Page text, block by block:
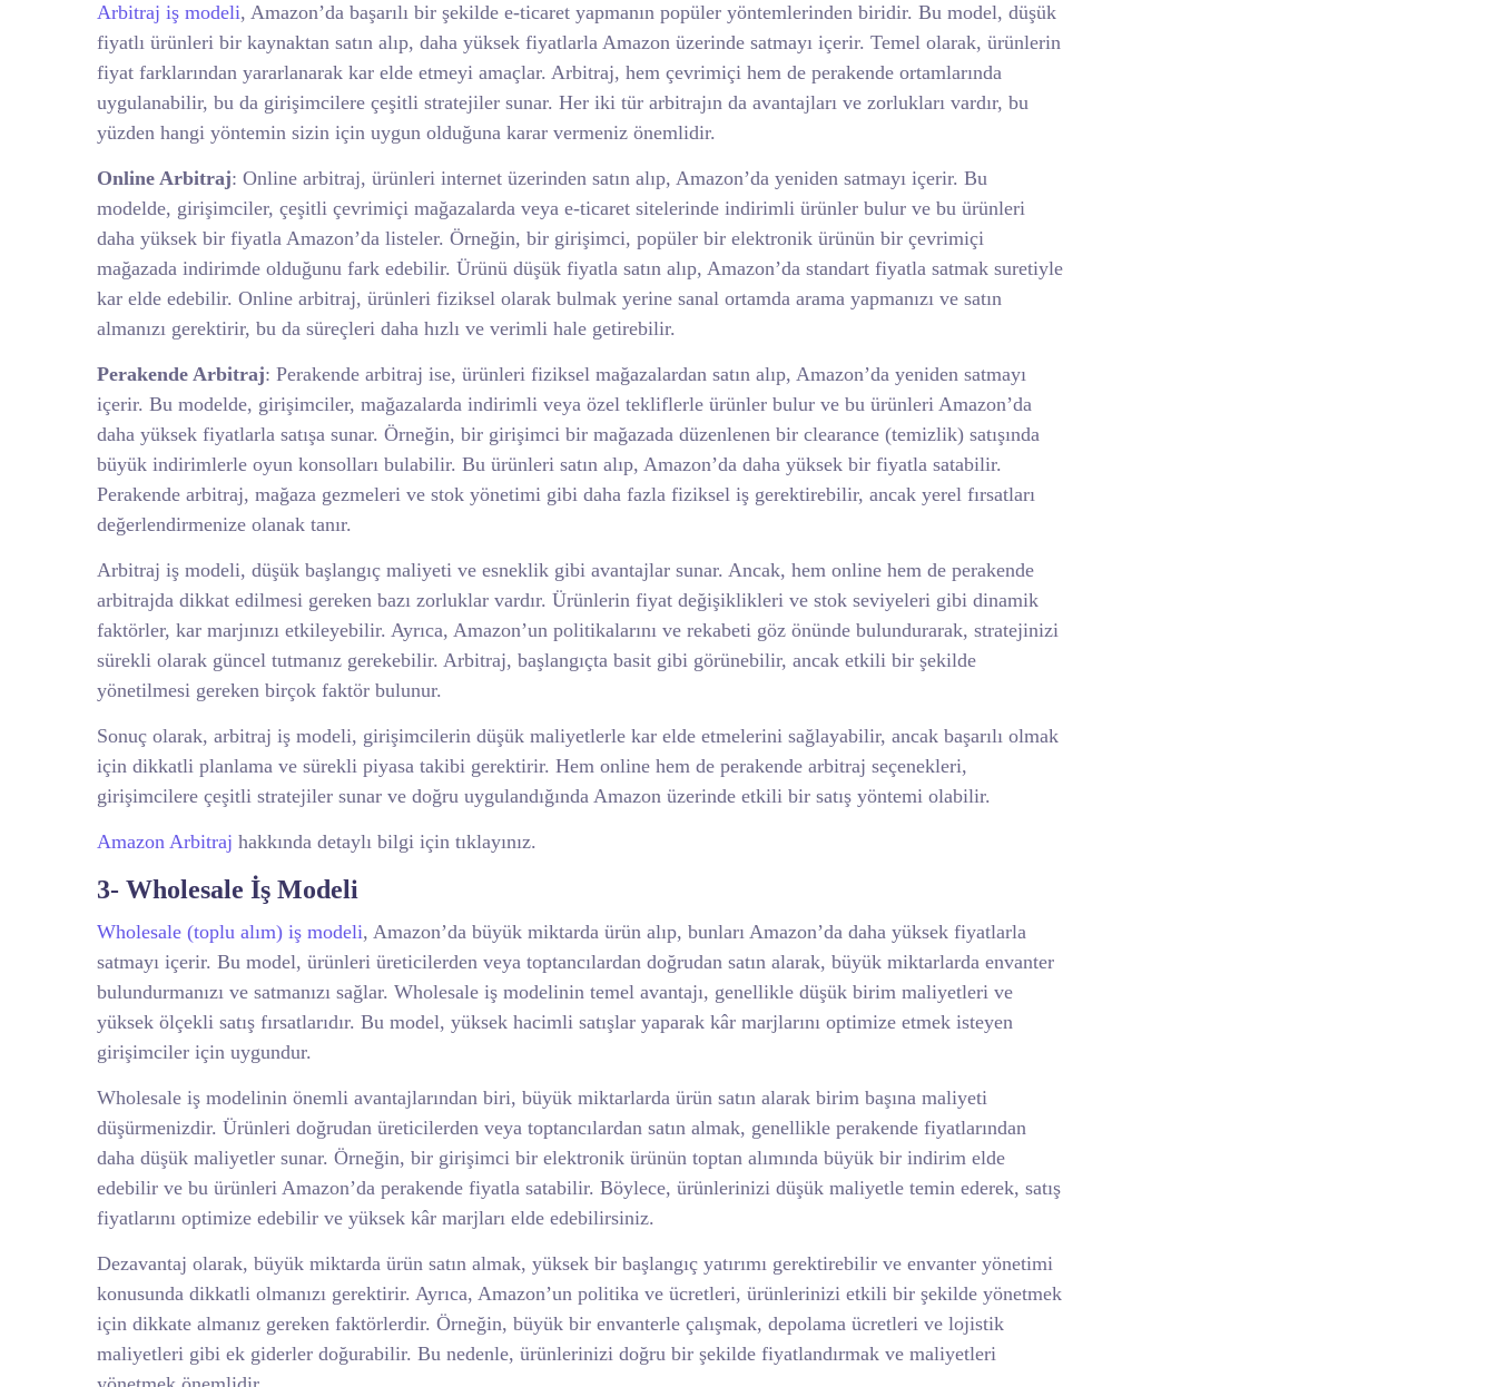
Arbitraj iş modeli, Amazon’da başarılı bir şekilde e-ticaret yapmanın popüler yöntemlerinden biridir. Bu model, düşük
fiyatlı ürünleri bir kaynaktan satın alıp, daha yüksek fiyatlarla Amazon üzerinde satmayı içerir. Temel olarak, ürünlerin
fiyat farklarından yararlanarak kar elde etmeyi amaçlar. Arbitraj, hem çevrimiçi hem de perakende ortamlarında
uygulanabilir, bu da girişimcilere çeşitli stratejiler sunar. Her iki tür arbitrajın da avantajları ve zorlukları vardır, bu
yüzden hangi yöntemin sizin için uygun olduğuna karar vermeniz önemlidir.
Online Arbitraj: Online arbitraj, ürünleri internet üzerinden satın alıp, Amazon’da yeniden satmayı içerir. Bu
modelde, girişimciler, çeşitli çevrimiçi mağazalarda veya e-ticaret sitelerinde indirimli ürünler bulur ve bu ürünleri
daha yüksek bir fiyatla Amazon’da listeler. Örneğin, bir girişimci, popüler bir elektronik ürünün bir çevrimiçi
mağazada indirimde olduğunu fark edebilir. Ürünü düşük fiyatla satın alıp, Amazon’da standart fiyatla satmak suretiyle
kar elde edebilir. Online arbitraj, ürünleri fiziksel olarak bulmak yerine sanal ortamda arama yapmanızı ve satın
almanızı gerektirir, bu da süreçleri daha hızlı ve verimli hale getirebilir.
Perakende Arbitraj: Perakende arbitraj ise, ürünleri fiziksel mağazalardan satın alıp, Amazon’da yeniden satmayı
içerir. Bu modelde, girişimciler, mağazalarda indirimli veya özel tekliflerle ürünler bulur ve bu ürünleri Amazon’da
daha yüksek fiyatlarla satışa sunar. Örneğin, bir girişimci bir mağazada düzenlenen bir clearance (temizlik) satışında
büyük indirimlerle oyun konsolları bulabilir. Bu ürünleri satın alıp, Amazon’da daha yüksek bir fiyatla satabilir.
Perakende arbitraj, mağaza gezmeleri ve stok yönetimi gibi daha fazla fiziksel iş gerektirebilir, ancak yerel fırsatları
değerlendirmenize olanak tanır.
Arbitraj iş modeli, düşük başlangıç maliyeti ve esneklik gibi avantajlar sunar. Ancak, hem online hem de perakende
arbitrajda dikkat edilmesi gereken bazı zorluklar vardır. Ürünlerin fiyat değişiklikleri ve stok seviyeleri gibi dinamik
faktörler, kar marjınızı etkileyebilir. Ayrıca, Amazon’un politikalarını ve rekabeti göz önünde bulundurarak, stratejinizi
sürekli olarak güncel tutmanız gerekebilir. Arbitraj, başlangıçta basit gibi görünebilir, ancak etkili bir şekilde
yönetilmesi gereken birçok faktör bulunur.
Sonuç olarak, arbitraj iş modeli, girişimcilerin düşük maliyetlerle kar elde etmelerini sağlayabilir, ancak başarılı olmak
için dikkatli planlama ve sürekli piyasa takibi gerektirir. Hem online hem de perakende arbitraj seçenekleri,
girişimcilere çeşitli stratejiler sunar ve doğru uygulandığında Amazon üzerinde etkili bir satış yöntemi olabilir.
Amazon Arbitraj hakkında detaylı bilgi için tıklayınız.
3- Wholesale İş Modeli
Wholesale (toplu alım) iş modeli, Amazon’da büyük miktarda ürün alıp, bunları Amazon’da daha yüksek fiyatlarla
satmayı içerir. Bu model, ürünleri üreticilerden veya toptancılardan doğrudan satın alarak, büyük miktarlarda envanter
bulundurmanızı ve satmanızı sağlar. Wholesale iş modelinin temel avantajı, genellikle düşük birim maliyetleri ve
yüksek ölçekli satış fırsatlarıdır. Bu model, yüksek hacimli satışlar yaparak kâr marjlarını optimize etmek isteyen
girişimciler için uygundur.
Wholesale iş modelinin önemli avantajlarından biri, büyük miktarlarda ürün satın alarak birim başına maliyeti
düşürmenizdir. Ürünleri doğrudan üreticilerden veya toptancılardan satın almak, genellikle perakende fiyatlarından
daha düşük maliyetler sunar. Örneğin, bir girişimci bir elektronik ürünün toptan alımında büyük bir indirim elde
edebilir ve bu ürünleri Amazon’da perakende fiyatla satabilir. Böylece, ürünlerinizi düşük maliyetle temin ederek, satış
fiyatlarını optimize edebilir ve yüksek kâr marjları elde edebilirsiniz.
Dezavantaj olarak, büyük miktarda ürün satın almak, yüksek bir başlangıç yatırımı gerektirebilir ve envanter yönetimi
konusunda dikkatli olmanızı gerektirir. Ayrıca, Amazon’un politika ve ücretleri, ürünlerinizi etkili bir şekilde yönetmek
için dikkate almanız gereken faktörlerdir. Örneğin, büyük bir envanterle çalışmak, depolama ücretleri ve lojistik
maliyetleri gibi ek giderler doğurabilir. Bu nedenle, ürünlerinizi doğru bir şekilde fiyatlandırmak ve maliyetleri